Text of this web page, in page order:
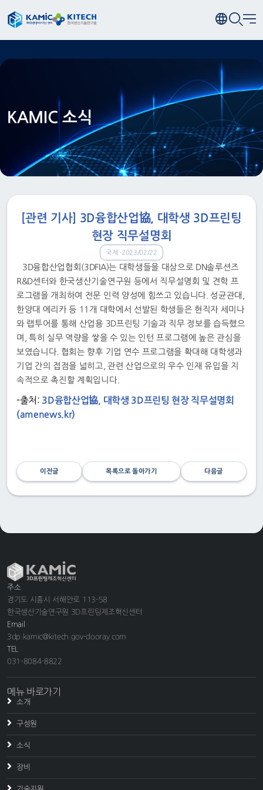
KAMIC 소식
[관련 기사] 3D융합산업協, 대학생 3D프린팅
현장 직무설명회
국제 2023/02/22
3D융합산업협회(3DFIA)는 대학생들을 대상으로 DN솔루션즈
R&D센터와 한국생산기술연구원 등에서 직무설명회 및 견학 프
로그램을 개최하여 전문 인력 양성에 힘쓰고 있습니다. 성균관대,
한양대 에리카 등 11개 대학에서 선발된 학생들은 현직자 세미나
와 랩투어를 통해 산업용 3D프린팅 기술과 직무 정보를 습득했으
며, 특히 실무 역량을 쌓을 수 있는 인턴 프로그램에 높은 관심을
보였습니다. 협회는 향후 기업 연수 프로그램을 확대해 대학생과
기업 간의 접점을 넓히고, 관련 산업으로의 우수 인재 유입을 지
속적으로 촉진할 계획입니다.
-출처: 3D융합산업協, 대학생 3D프린팅 현장 직무설명회
(amenews.kr)
이전글 목록으로 돌아가기 다음글
주소
경기도 시흥시 서해안로 113-58
한국생산기술연구원 3D프린팅제조혁신센터
Email
3dp.kamic@kitech.gov-dooray.com
TEL
031-8084-8822
메뉴 바로가기
소개
구성원
소식
장비